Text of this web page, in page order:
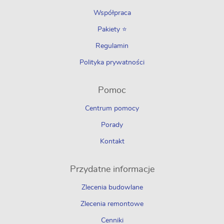
Współpraca
Pakiety ⭐
Regulamin
Polityka prywatności
Pomoc
Centrum pomocy
Porady
Kontakt
Przydatne informacje
Zlecenia budowlane
Zlecenia remontowe
Cenniki